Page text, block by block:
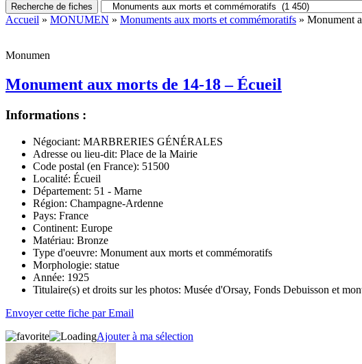
Recherche de fiches
Accueil » MONUMEN » Monuments aux morts et commémoratifs » Monument
Monumen
Monument aux morts de 14-18 – Écueil
Informations :
Négociant: MARBRERIES GÉNÉRALES
Adresse ou lieu-dit: Place de la Mairie
Code postal (en France): 51500
Localité: Écueil
Département: 51 - Marne
Région: Champagne-Ardenne
Pays: France
Continent: Europe
Matériau: Bronze
Type d'oeuvre: Monument aux morts et commémoratifs
Morphologie: statue
Année: 1925
Titulaire(s) et droits sur les photos: Musée d'Orsay, Fonds Debuisson et
Envoyer cette fiche par Email
Ajouter à ma sélection